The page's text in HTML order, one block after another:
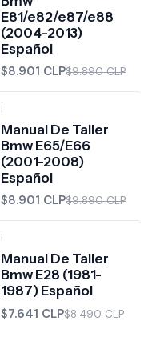
E81/e82/e87/e88
(2004-2013)
Español
$8.901 CLP$9.890 CLP
|
Manual De Taller
Bmw E65/E66
(2001-2008)
Español
$8.901 CLP$9.890 CLP
|
Manual De Taller
Bmw E28 (1981-
1987) Español
$7.641 CLP$8.490 CLP